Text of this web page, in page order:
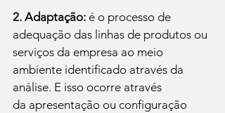
2. Adaptação: é o processo de
adequação das linhas de produtos ou
serviços da empresa ao meio
ambiente identificado através da
análise. E isso ocorre através
da apresentação ou configuração